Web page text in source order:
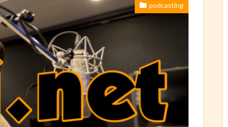
podcasting